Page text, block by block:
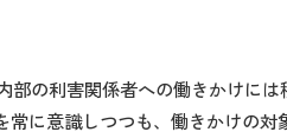
の利害関係者への働きかけに
に意識しつつも、働きかけの